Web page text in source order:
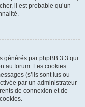
il est probable qu’un
générés par phpBB 3.3 qui
au forum. Les cookies
(s’ils sont lus ou
par un administrateur
de connexion et de